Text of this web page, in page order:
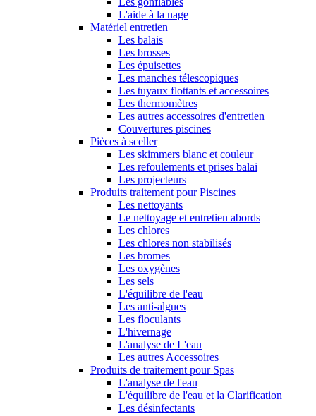
L'aide à la nage
Matériel entretien
Les balais
Les brosses
Les épuisettes
Les manches télescopiques
Les tuyaux flottants et accessoires
Les thermomètres
Les autres accessoires d'entretien
Couvertures piscines
Pièces à sceller
Les skimmers blanc et couleur
Les refoulements et prises balai
Les projecteurs
Produits traitement pour Piscines
Les nettoyants
Le nettoyage et entretien abords
Les chlores
Les chlores non stabilisés
Les bromes
Les oxygènes
Les sels
L'équilibre de l'eau
Les anti-algues
Les floculants
L'hivernage
L'analyse de L'eau
Les autres Accessoires
Produits de traitement pour Spas
L'analyse de l'eau
L'équilibre de l'eau et la Clarification
Les désinfectants